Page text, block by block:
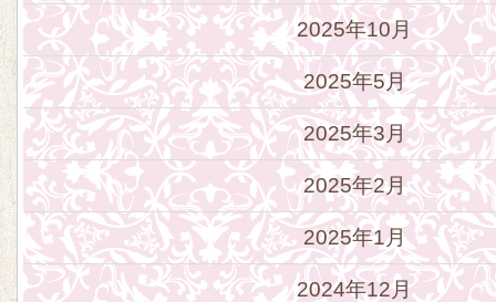
2025年10月
2025年5月
2025年3月
2025年2月
2025年1月
2024年12月